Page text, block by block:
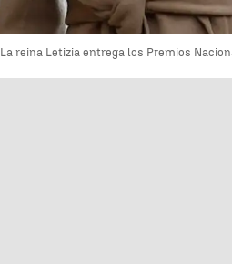
La reina Letizia entrega los Premios